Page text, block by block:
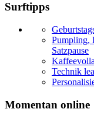
Surftipps
Pumpling,
Satzpause
Technik
Momentan online